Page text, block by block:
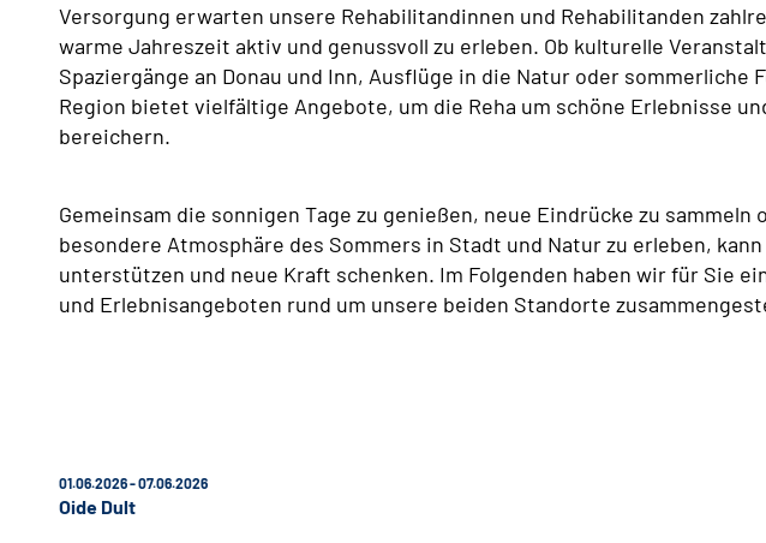
Versorgung erwarten unsere Rehabilitandinnen und Rehabilitanden
warme Jahreszeit aktiv und genussvoll zu erleben. Ob kulturelle
Spaziergänge an Donau und Inn, Ausflüge in die Natur oder sommerliche
Region bietet vielfältige Angebote, um die Reha um schöne Erlebnisse
bereichern.
Gemeinsam die sonnigen Tage zu genießen, neue Eindrücke zu sammeln
besondere Atmosphäre des Sommers in Stadt und Natur zu erleben,
unterstützen und neue Kraft schenken. Im Folgenden haben wir für Sie
und Erlebnisangeboten rund um unsere beiden Standorte
01.06.2026 - 07.06.2026
Oide Dult